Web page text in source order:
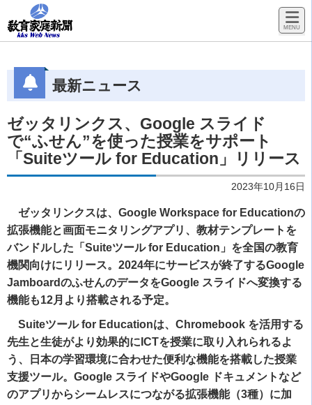
最新ニュース
ゼッタリンクス、Google スライド
で“ふせん”を使った授業をサポート
「Suiteツール for Education」リリース
2023年10月16日
ゼッタリンクスは、Google Workspace for Educationの
拡張機能と画面モニタリングアプリ、教材テンプレートを
バンドルした「Suiteツール for Education」を全国の教育
機関向けにリリース。2024年にサービスが終了するGoogle
JamboardのふせんのデータをGoogle スライドへ変換する
機能も12月より搭載される予定。
Suiteツール for Educationは、Chromebook を活用する
先生と生徒がより効果的にICTを授業に取り入れられるよ
う、日本の学習環境に合わせた便利な機能を搭載した授業
支援ツール。Google スライドやGoogle ドキュメントなど
のアプリからシームレスにつながる拡張機能（3種）に加